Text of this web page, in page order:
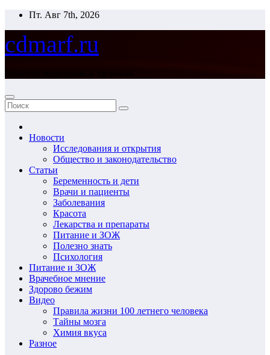
Перейти
содержимому
Пт. Авг 7th, 2026
cdmarf.ru
Новости
Исследования и открытия
Общество и законодательство
Статьи
Беременность и дети
Врачи и пациенты
Заболевания
Красота
Лекарства и препараты
Питание и ЗОЖ
Полезно знать
Психология
Питание и ЗОЖ
Врачебное мнение
Здорово бежим
Видео
Правила жизни 100 летнего человека
Тайны мозга
Химия вкуса
Разное